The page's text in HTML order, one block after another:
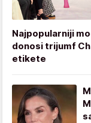
Najpopularniji
donosi trijumf
etikete